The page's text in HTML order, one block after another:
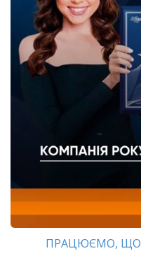
ПРАЦЮЄМО,